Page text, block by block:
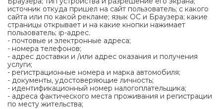
источник откуда пришел на сайт пользователь; с какого
сайта или по какой рекламе; язык ОС и Браузера; какие
страницы открывает и на какие кнопки нажимает
пользователь; ip-адрес.
- почтовые и электронные адреса;
- номера телефонов;
- адрес доставки и /или адрес оказания и получения
услуги;
- регистрационные номера и марка автомобиля;
- документы, удостоверяющие личность;
- идентификационный номер налогоплательщика;
- адреса фактического места проживания и регистрации
по месту жительства;